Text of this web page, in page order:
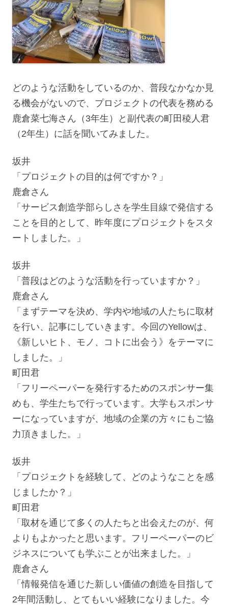
どのような活動をしているのか、普段なかなか見
る機会がないので、プロジェクトの代表を務める
鹿倉菜七海さん（3年生）と副代表の町田稜人君
（2年生）に話を聞いてみました。
坂井
「プロジェクトの目的は何ですか？」
鹿倉さん
「サービス創造学部らしさを学生目線で発信する
ことを目的として、昨年度にプロジェクトをスタ
ートしました。」
坂井
「普段はどのような活動を行っていますか？」
鹿倉さん
「まずテーマを決め、学内や地域の人たちに取材
を行い、記事にしていきます。今回のYellowは、
《新しいヒト、モノ、コトに出会う》をテーマに
しました。」
町田君
「フリーペーパーを発行するためのスポンサー集
めも、学生たちで行っています。大学もスポンサ
ーになっていますが、地域の企業の方々にもご協
力頂きました。」
坂井
「プロジェクトを経験して、どのようなことを感
じましたか？」
町田君
「取材を通じて多くの人たちと出会えたのが、何
よりもよかったと思います。フリーペーパーのビ
ジネスについても学ぶことが出来ました。」
鹿倉さん
「情報発信を通じた新しい価値の創造を目指して
2年間活動し、とてもいい経験になりました。今